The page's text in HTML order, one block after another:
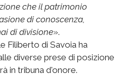
che il patrimonio
di conoscenza,
di divisione».
Filiberto di Savoia ha
diverse prese di posizione
in tribuna d'onore.